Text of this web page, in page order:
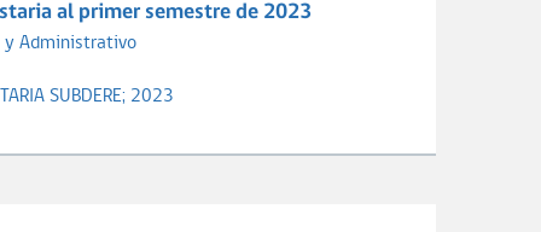
al primer semestre de 2023
y Administrativo
SUBDERE; 2023